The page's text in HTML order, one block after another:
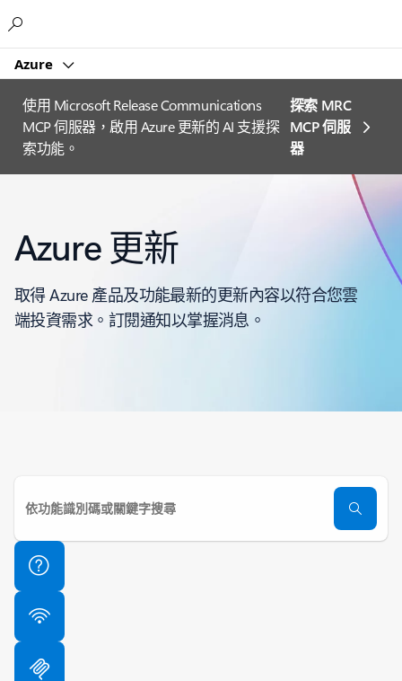
Azure
使用 Microsoft Release Communications
MCP 伺服器，啟用 Azure 更新的 AI 支援探
索功能。
探索 MRC
MCP 伺服
器
Azure 更新
取得 Azure 產品及功能最新的更新內容以符合您雲
端投資需求。訂閱通知以掌握消息。